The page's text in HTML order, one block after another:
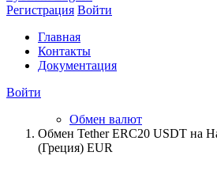
Регистрация Войти
Главная
Контакты
Документация
Войти
Обмен валют
Обмен Tether ERC20 USDT на
(Греция) EUR